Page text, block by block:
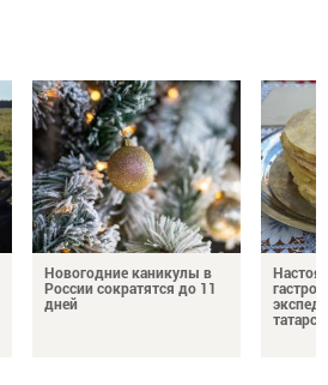
Новогодние каникулы в
России сократятся до 11
дней